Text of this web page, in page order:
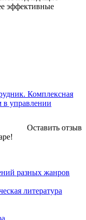
эффективные
Комплексная
в управлении
Оставить отзыв
разных жанров
литература